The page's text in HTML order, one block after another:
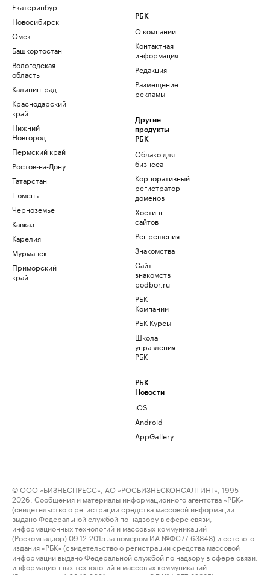
Екатеринбург
Новосибирск
Омск
Башкортостан
Вологодская
область
Калининград
Краснодарский
край
Нижний
Новгород
Пермский край
Ростов-на-Дону
Татарстан
Тюмень
Черноземье
Кавказ
Карелия
Мурманск
Приморский
край
РБК
О компании
Контактная
информация
Редакция
Размещение
рекламы
Другие
продукты
РБК
Облако для
бизнеса
Корпоративный
регистратор
доменов
Хостинг
сайтов
Рег.решения
Знакомства
Сайт
знакомств
podbor.ru
РБК
Компании
РБК Курсы
Школа
управления
РБК
РБК
Новости
iOS
Android
AppGallery
© ООО «БИЗНЕСПРЕСС», АО «РОСБИЗНЕСКОНСАЛТИНГ», 1995–
2026. Сообщения и материалы информационного агентства «РБК»
(свидетельство о регистрации средства массовой информации
выдано Федеральной службой по надзору в сфере связи,
информационных технологий и массовых коммуникаций
(Роскомнадзор) 09.12.2015 за номером ИА №ФС77-63848) и сетевого
издания «РБК» (свидетельство о регистрации средства массовой
информации выдано Федеральной службой по надзору в сфере связи,
информационных технологий и массовых коммуникаций